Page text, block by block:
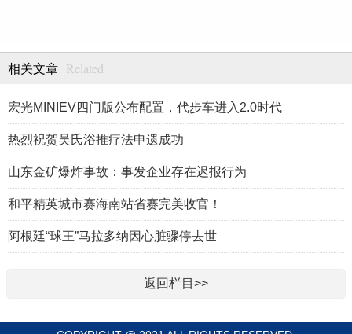
相关文章 Related
宏光MINIEV四门版公布配置，代步车进入2.0时代
热烈祝贺吴氏浴推疗法申遗成功
山东金矿爆炸事故：事发企业存在迟报行为
和平精英城市赛海南站省赛完美收官！
阿根廷“球王”马拉多纳因心脏骤停去世
返回栏目>>